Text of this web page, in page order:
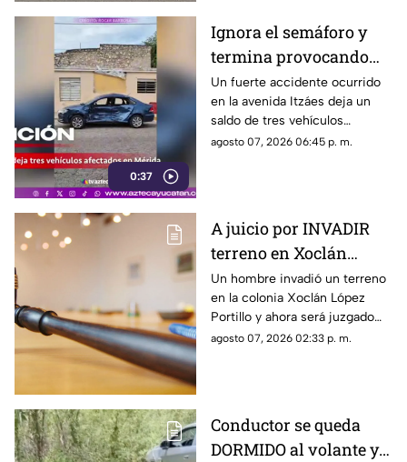
0:37
Ignora el semáforo y
termina provocando
un FUERTE ACCIDENTE
en la Avenida Itzáes;
¿hay heridos?
Un fuerte accidente ocurrido
en la avenida Itzáes deja un
saldo de tres vehículos
afectados luego de que una
agosto 07, 2026 06:45 p. m.
A juicio por INVADIR
terreno en Xoclán
López Portillo; esto es
lo que se sabe
Un hombre invadió un terreno
en la colonia Xoclán López
Portillo y ahora será juzgado
por las autorides por el delito
agosto 07, 2026 02:33 p. m.
Conductor se queda
DORMIDO al volante y